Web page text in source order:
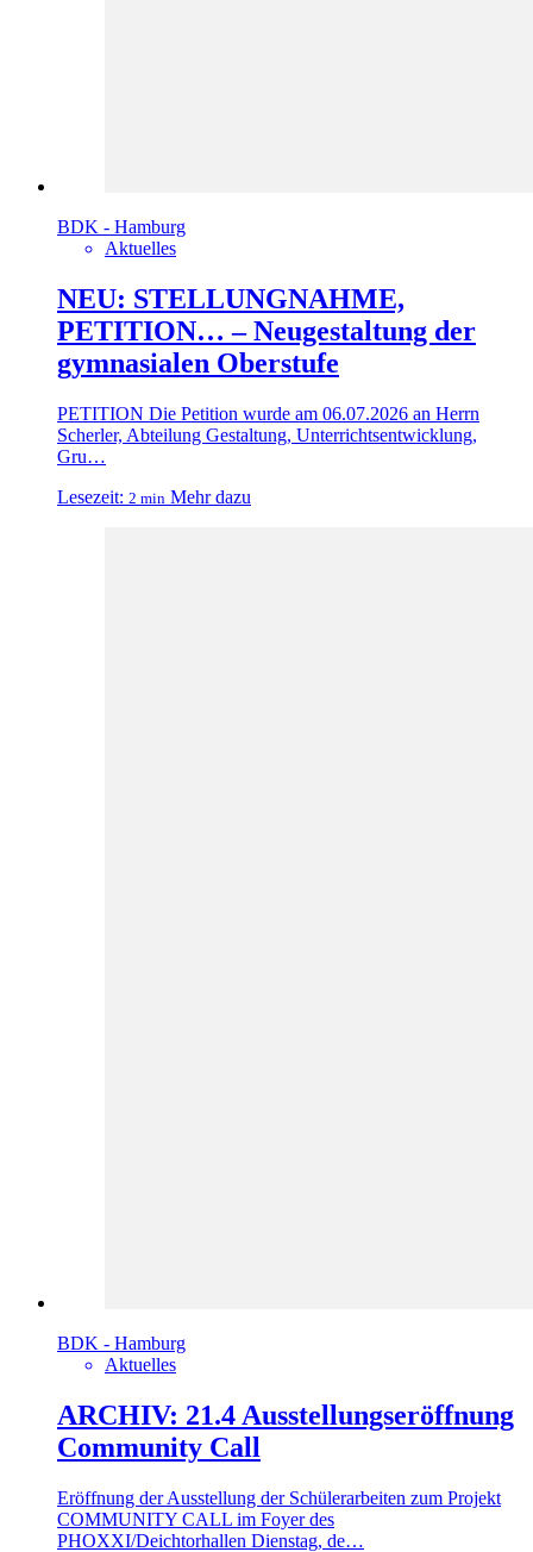
BDK - Hamburg
Aktuelles
NEU: STELLUNGNAHME,
PETITION… – Neugestaltung der
gymnasialen Oberstufe
PETITION Die Petition wurde am 06.07.2026 an Herrn
Scherler, Abteilung Gestaltung, Unterrichtsentwicklung,
Gru…
Lesezeit: 2 min Mehr dazu
BDK - Hamburg
Aktuelles
ARCHIV: 21.4 Ausstellungseröffnung
Community Call
Eröffnung der Ausstellung der Schülerarbeiten zum Projekt
COMMUNITY CALL im Foyer des
PHOXXI/Deichtorhallen Dienstag, de…